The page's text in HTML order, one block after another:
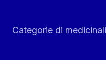
Categorie di medicinali